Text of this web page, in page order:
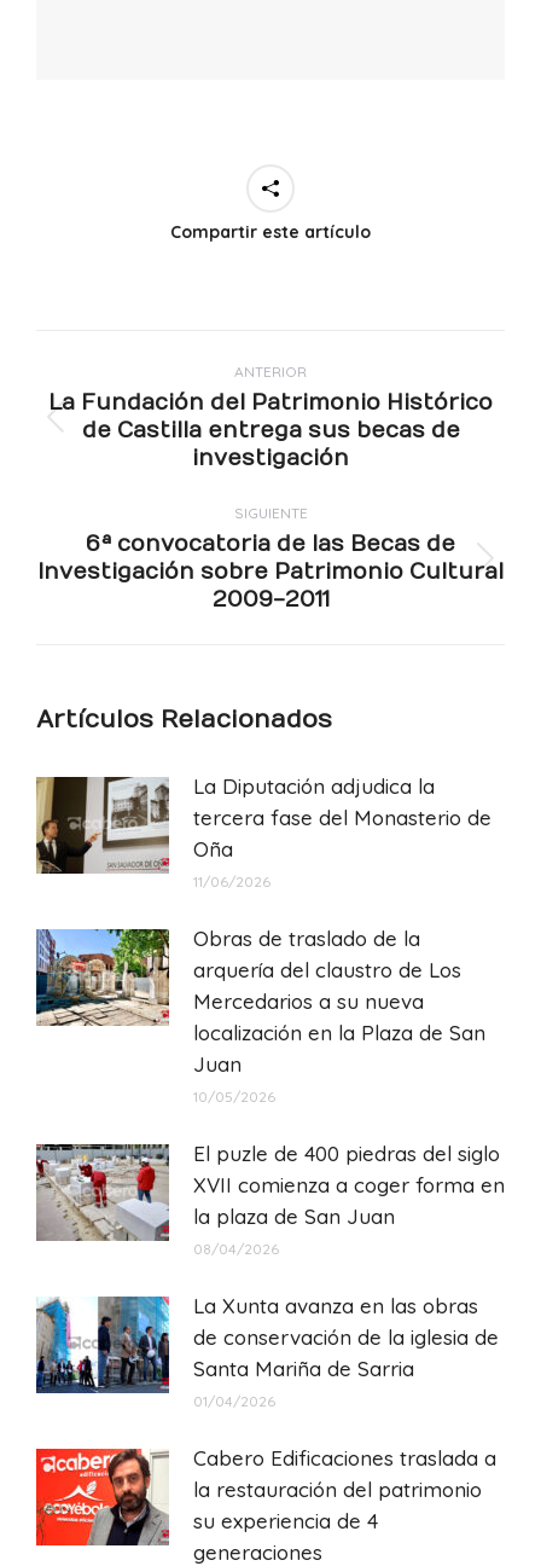
Compartir este artículo
publicaciones
ANTERIOR
Publicación
anterior:
La Fundación del Patrimonio Histórico
de Castilla entrega sus becas de
investigación
SIGUIENTE
Publicación
siguiente:
6ª convocatoria de las Becas de
Investigación sobre Patrimonio Cultural
2009-2011
Artículos Relacionados
La Diputación adjudica la
tercera fase del Monasterio de
Oña
11/06/2026
Obras de traslado de la
arquería del claustro de Los
Mercedarios a su nueva
localización en la Plaza de San
Juan
10/05/2026
El puzle de 400 piedras del siglo
XVII comienza a coger forma en
la plaza de San Juan
08/04/2026
La Xunta avanza en las obras
de conservación de la iglesia de
Santa Mariña de Sarria
01/04/2026
Cabero Edificaciones traslada a
la restauración del patrimonio
su experiencia de 4
generaciones